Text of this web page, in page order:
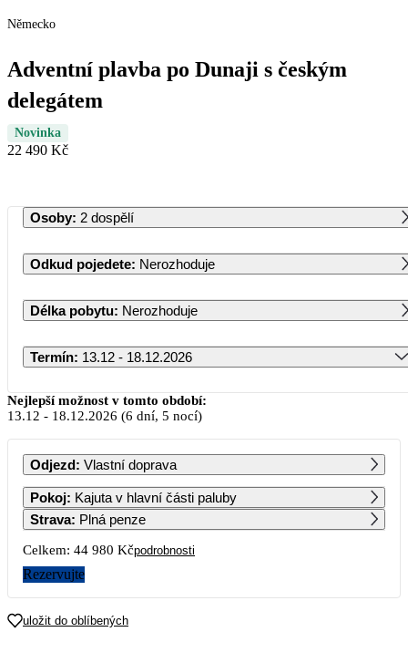
Německo
Adventní plavba po Dunaji s českým
delegátem
Novinka
22 490 Kč
Osoby: 2 dospělí
Odkud pojedete: Nerozhoduje
Délka pobytu: Nerozhoduje
Termín: 13.12 - 18.12.2026
Prosinec 2026
PO ÚT ST ČT PÁ SO NE
1 2 3 4 5 6
7 8 9 10 11 12 13
21
Nejlepší možnost v tomto období:
13.12 - 18.12.2026 (6 dní, 5 nocí)
Odjezd: Vlastní doprava
Pokoj: Kajuta v hlavní části paluby
Strava: Plná penze
Celkem: 44 980 Kčpodrobnosti
Rezervujte
uložit do oblíbených